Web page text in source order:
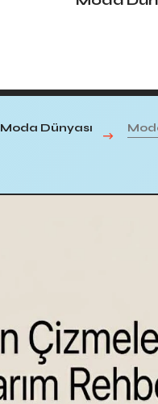
Moda Dünyası